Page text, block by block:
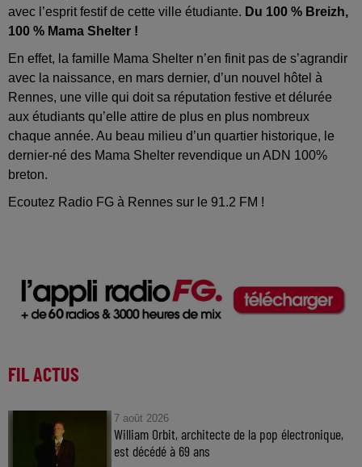
avec l’esprit festif de cette ville étudiante. Du 100 % Breizh,
100 % Mama Shelter !
En effet, la famille Mama Shelter n’en finit pas de s’agrandir
avec la naissance, en mars dernier, d’un nouvel hôtel à
Rennes, une ville qui doit sa réputation festive et délurée
aux étudiants qu’elle attire de plus en plus nombreux
chaque année. Au beau milieu d’un quartier historique, le
dernier-né des Mama Shelter revendique un ADN 100%
breton.
Ecoutez Radio FG à Rennes sur le 91.2 FM !
FIL ACTUS
7 août 2026
William Orbit, architecte de la pop électronique,
est décédé à 69 ans